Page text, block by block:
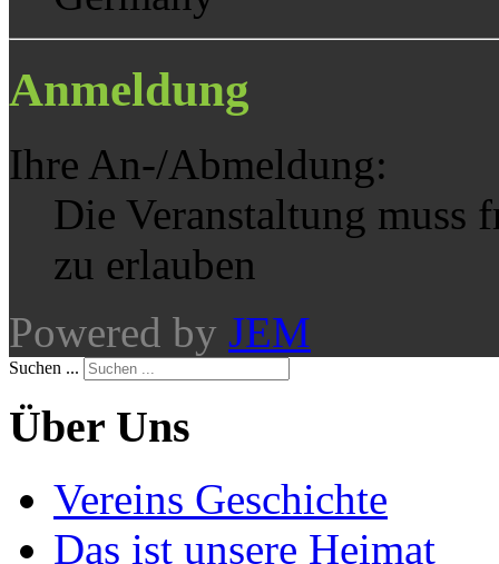
Anmeldung
Ihre An-/Abmeldung:
Die Veranstaltung muss
zu erlauben
Powered by JEM
Suchen ...
Über Uns
Vereins Geschichte
Das ist unsere Heimat